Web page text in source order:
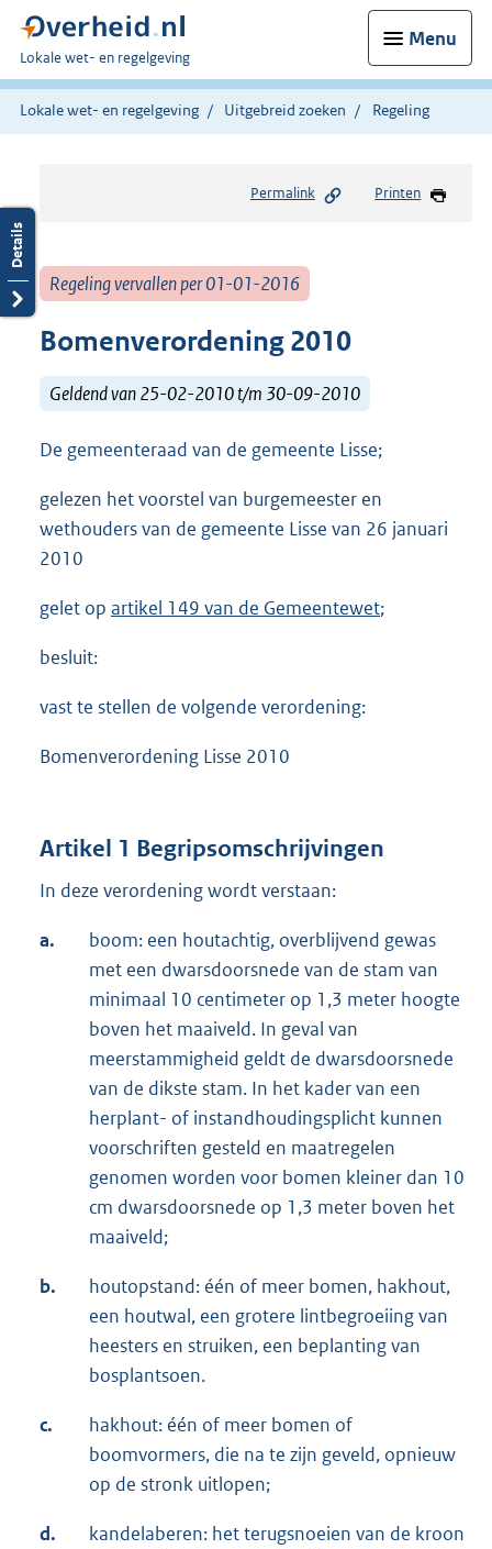
Menu
U
bent
hier:
Lokale wet- en regelgeving
Lokale wet- en regelgeving Uitgebreid zoeken Regeling
Permalink Printen
Regeling vervallen per 01-01-2016
Bomenverordening 2010
Geldend van 25-02-2010 t/m 30-09-2010
De gemeenteraad van de gemeente Lisse;
gelezen het voorstel van burgemeester en
wethouders van de gemeente Lisse van 26 januari
2010
gelet op artikel 149 van de Gemeentewet;
besluit:
vast te stellen de volgende verordening:
Bomenverordening Lisse 2010
Artikel 1 Begripsomschrijvingen
In deze verordening wordt verstaan:
a.
boom: een houtachtig, overblijvend gewas
met een dwarsdoorsnede van de stam van
minimaal 10 centimeter op 1,3 meter hoogte
boven het maaiveld. In geval van
meerstammigheid geldt de dwarsdoorsnede
van de dikste stam. In het kader van een
herplant- of instandhoudingsplicht kunnen
voorschriften gesteld en maatregelen
genomen worden voor bomen kleiner dan 10
cm dwarsdoorsnede op 1,3 meter boven het
maaiveld;
b.
houtopstand: één of meer bomen, hakhout,
een houtwal, een grotere lintbegroeiing van
heesters en struiken, een beplanting van
bosplantsoen.
c.
hakhout: één of meer bomen of
boomvormers, die na te zijn geveld, opnieuw
op de stronk uitlopen;
d.
kandelaberen: het terugsnoeien van de kroon